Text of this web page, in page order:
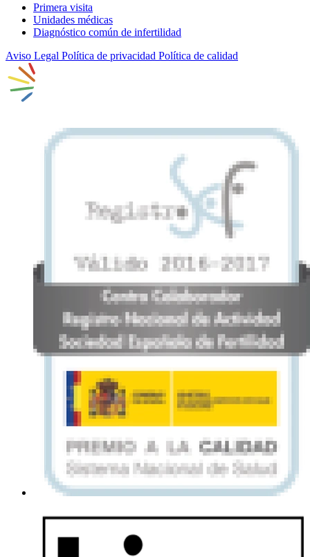
Primera visita
Unidades médicas
Diagnóstico común de infertilidad
Aviso Legal Política de privacidad Política de calidad